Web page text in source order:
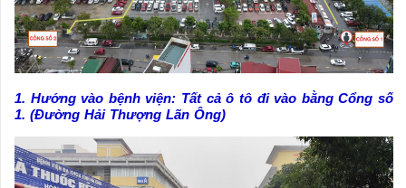
1. Hướng vào bệnh viện: Tất cả ô tô đi vào bằng Cổng số
1. (Đường Hải Thượng Lãn Ông)